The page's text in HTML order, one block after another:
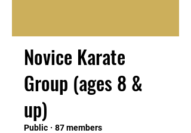
Novice Karate
Group (ages 8 &
up)
Public · 87 members